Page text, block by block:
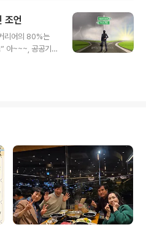
에는 아버지가
습니다) 의 대
었고 아버지가
래서 술자리 가
조언
리어의 80%는
아~~~, 공공기
쉬움이 더 크게
나보다’는 긍정
기회를 놓치면
패한 사람들은 좋
많이 마음을 빼
자세와 태도죠.